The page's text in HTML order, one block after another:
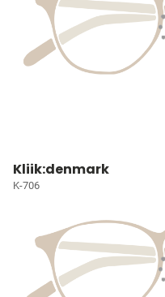
Kliik:denmark
K-706